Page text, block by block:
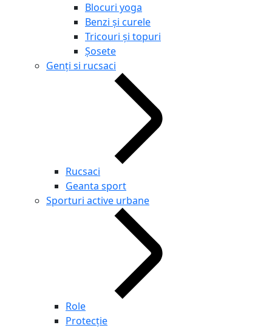
Blocuri yoga
Benzi și curele
Tricouri și topuri
Șosete
Genți si rucsaci
Rucsaci
Geanta sport
Sporturi active urbane
Role
Protecție